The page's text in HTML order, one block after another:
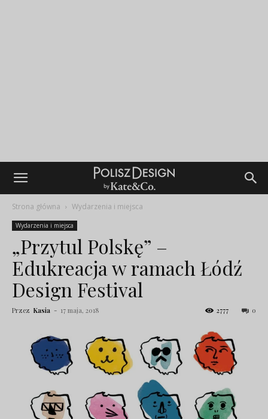
Strona główna Wydarzenia i miejsca
Wydarzenia i miejsca
„Przytul Polskę” –
Edukreacja w ramach Łódź
Design Festival
Przez Kasia - 17 maja, 2018 0
2777